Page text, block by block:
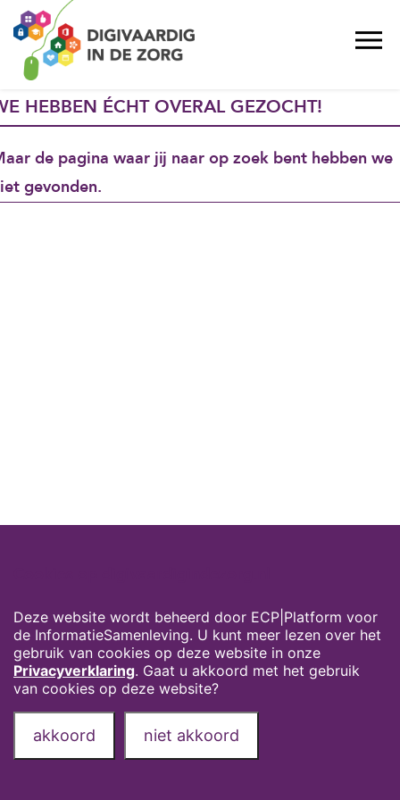
HEBBEN ÉCHT OVERAL GEZOCHT!
de pagina waar jij naar op zoek bent hebben we
gevonden.
Deze website wordt beheerd door ECP|Platform voor
de InformatieSamenleving. U kunt meer lezen over het
gebruik van cookies op deze website in onze
Privacyverklaring. Gaat u akkoord met het gebruik
van cookies op deze website?
akkoord niet akkoord